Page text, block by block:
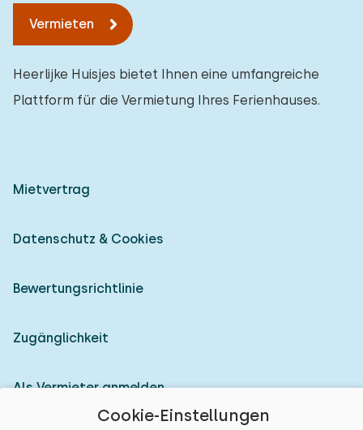
Cookie-Einstellungen
Vermieten
Heerlijke Huisjes bietet Ihnen eine umfangreiche
Plattform für die Vermietung Ihres Ferienhauses.
Mietvertrag
Datenschutz & Cookies
Bewertungsrichtlinie
Zugänglichkeit
Als Vermieter anmelden